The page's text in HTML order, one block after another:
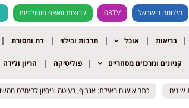
מלחמה בישראל 08TV קבוצות וואצפ פופולריות
בריאות אוכל תרבות ובילוי דת ומסורת
קניונים ומרכזים מסחריים פוליטיקה הריון ולידה
כתב אישום באילת: אגרוף, בעיטה וניסיון להימלט
כתב אישום באילת: אגרוף, בעיטה וניסיון להימלט